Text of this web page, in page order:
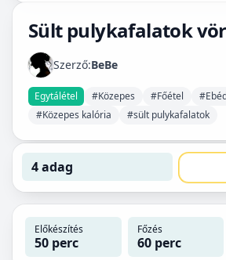
Sült pulykafalatok
Szerző:BeBe
Egytálétel #Közepes #Főétel
#Közepes kalória
#sült pulykafalatok
4 adag
Előkészítés
50 perc
Főzés
60 perc